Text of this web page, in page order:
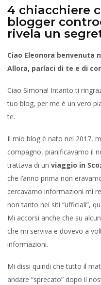
4 chiacchiere
blogger
rivela un
Ciao Eleonora benvenuta
Allora, parlaci di te e di
Ciao Simona! Intanto ti
tuo blog, per me è un vero
te.
Il mio blog è nato nel 2017,
compagno, pianificavamo il
trattava di un viaggio in
che l’anno prima non
cercavamo informazioni mi
non tanto nei siti “ufficiali”,
Mi accorsi anche che su
che mi serviva e dovevo a
informazioni.
Mi dissi quindi che tutto il
andare “sprecato” dopo il